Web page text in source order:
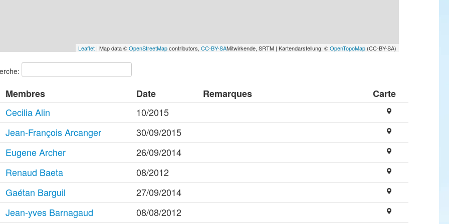
Leaflet| Map data ©OpenStreetMapcontributors, CC-BY-SAMitwirkende, SRTM | Kartendarstellung: ©OpenTopoMap(CC-BY-SA)
Membres Date Remarques
Carte
Cecilia Alin
10/2015
Jean-François Arcanger
30/09/2015
Eugene Archer
26/09/2014
Renaud Baeta
08/2012
Gaétan Barguil
27/09/2014
Jean-yves Barnagaud
08/08/2012